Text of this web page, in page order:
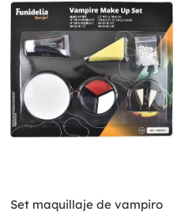
Set maquillaje de vampiro